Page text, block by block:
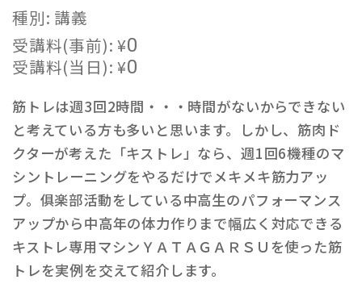
種別: 講義
受講料(事前):¥0
受講料(当日):¥0
筋トレは週3回2時間・・・時間がないからできない
と考えている方も多いと思います。しかし、筋肉ド
クターが考えた「キストレ」なら、週1回6機種のマ
シントレーニングをやるだけでメキメキ筋力アッ
プ。俱楽部活動をしている中高生のパフォーマンス
アップから中高年の体力作りまで幅広く対応できる
キストレ専用マシンＹＡＴＡＧＡＲＳＵを使った筋
トレを実例を交えて紹介します。